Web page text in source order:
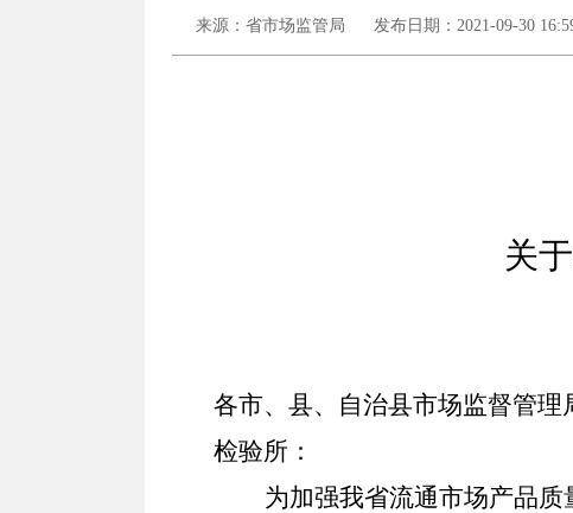
来源： 省市场监管局 发布日期：2021-09-30
关
各市、县、自治县市场监督管
检验所：
为加强我省流通市场产品